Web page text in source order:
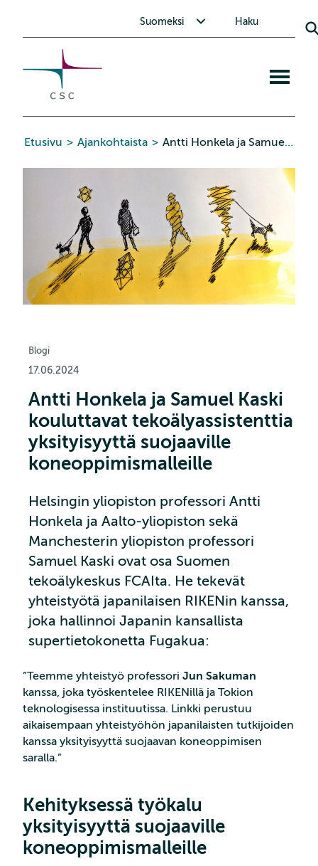
Suomeksi Haku
Etusivu > Ajankohtaista > Antti Honkela ja Samuel Kaski kouluttavat tekoälyassistenttia yksityisyyttä suojaaville koneoppimismalleille
Blogi
17.06.2024
Antti Honkela ja Samuel Kaski
kouluttavat tekoälyassistenttia
yksityisyyttä suojaaville
koneoppimismalleille
Helsingin yliopiston professori Antti
Honkela ja Aalto-yliopiston sekä
Manchesterin yliopiston professori
Samuel Kaski ovat osa Suomen
tekoälykeskus FCAIta. He tekevät
yhteistyötä japanilaisen RIKENin kanssa,
joka hallinnoi Japanin kansallista
supertietokonetta Fugakua:
”Teemme yhteistyö professori Jun Sakuman
kanssa, joka työskentelee RIKENillä ja Tokion
teknologisessa instituutissa. Linkki perustuu
aikaisempaan yhteistyöhön japanilaisten tutkijoiden
kanssa yksityisyyttä suojaavan koneoppimisen
saralla.”
Kehityksessä työkalu
yksityisyyttä suojaaville
koneoppimismalleille